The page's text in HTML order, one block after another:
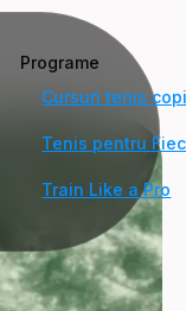
Programe
Cursuri tenis
Tenis pentru
Train Like a Pro